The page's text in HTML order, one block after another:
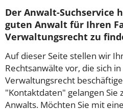
Der Anwalt-Suchservice
guten Anwalt für Ihren
Verwaltungsrecht zu
Auf dieser Seite stellen wir
Rechtsanwälte vor, die sich
Verwaltungsrecht
"Kontaktdaten" gelangen Sie
Anwalts. Möchten Sie mit